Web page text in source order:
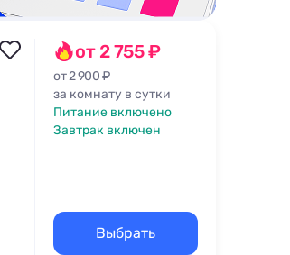
от 2 755 ₽
от 2 900 ₽
за комнату в сутки
Питание включено
Завтрак включен
Выбрать